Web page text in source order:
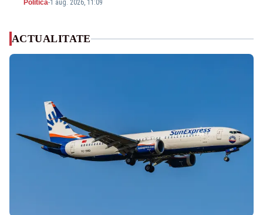
Politica-1 aug. 2026, 11:09
ACTUALITATE